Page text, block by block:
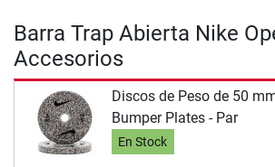
Barra Trap Abierta Nike
Accesorios
Discos de Peso de 50
Bumper Plates - Par
En Stock